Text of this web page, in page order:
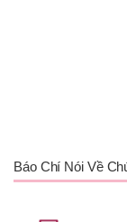
Báo Chí Nói Về